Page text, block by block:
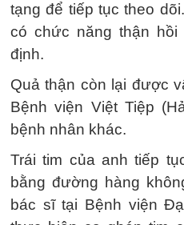
tạng để tiếp tục theo
có chức năng thận
định.
Quả thận còn lại được
Bệnh viện Việt Tiệp
bệnh nhân khác.
Trái tim của anh tiếp
bằng đường hàng
bác sĩ tại Bệnh viện